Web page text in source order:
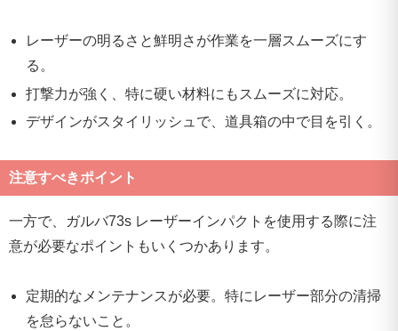
レーザーの明るさと鮮明さが作業を一層スムーズにす
る。
打撃力が強く、特に硬い材料にもスムーズに対応。
デザインがスタイリッシュで、道具箱の中で目を引く。
注意すべきポイント
一方で、ガルバ73s レーザーインパクトを使用する際に注
意が必要なポイントもいくつかあります。
定期的なメンテナンスが必要。特にレーザー部分の清掃
を怠らないこと。